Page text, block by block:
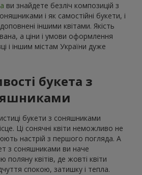
ви знайдете безліч композицій з
і як самостійні букети, і
іншими квітами. Якість
а ціни і умови оформлення
і іншим містам України дуже
букета з
букети з соняшниками
Ці сонячні квіти неможливо не
настрій з першого погляда. А
з соняшниками ви наче
поляну квітів, де жовті квіти
спокою, затишку і тепла.